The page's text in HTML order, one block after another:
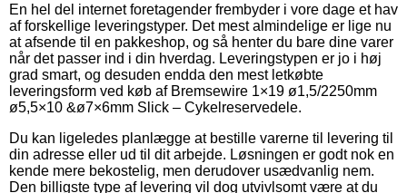
En hel del internet foretagender frembyder i vore dage et hav
af forskellige leveringstyper. Det mest almindelige er lige nu
at afsende til en pakkeshop, og så henter du bare dine varer
når det passer ind i din hverdag. Leveringstypen er jo i høj
grad smart, og desuden endda den mest letkøbte
leveringsform ved køb af Bremsewire 1×19 ø1,5/2250mm
ø5,5×10 &ø7×6mm Slick – Cykelreservedele.
Du kan ligeledes planlægge at bestille varerne til levering til
din adresse eller ud til dit arbejde. Løsningen er godt nok en
kende mere bekostelig, men derudover usædvanlig nem.
Den billigste type af levering vil dog utvivlsomt være at du